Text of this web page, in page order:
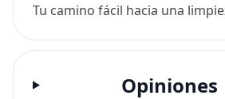
Tu camino fácil hacia una
Opiniones